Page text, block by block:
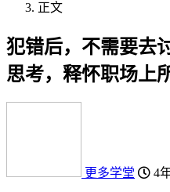
正文
犯错后，不需要去
思考，释怀职场上
更多学堂 4